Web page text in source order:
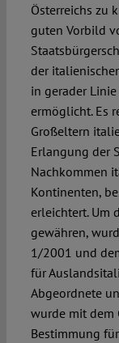
Österreichs zu
guten Vorbild
der
in gerader
ermöglicht. Es
Großeltern
Erlangung der
Nachkommen
Kontinenten,
erleichtert. Um
gewähren,
1/2001 und
für
Abgeordnete
wurde mit dem
Bestimmung